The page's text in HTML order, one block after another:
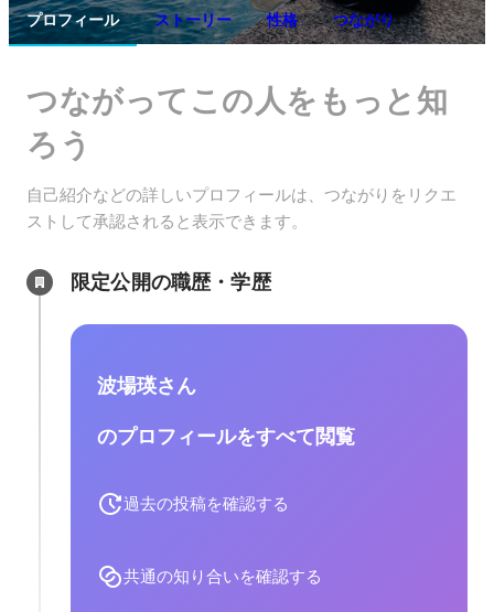
プロフィール ストーリー 性格 つながり
つながってこの人をもっと知
ろう
自己紹介などの詳しいプロフィールは、つながりをリクエ
ストして承認されると表示できます。
限定公開の職歴・学歴
波場瑛さん
のプロフィールをすべて閲覧
過去の投稿を確認する
共通の知り合いを確認する